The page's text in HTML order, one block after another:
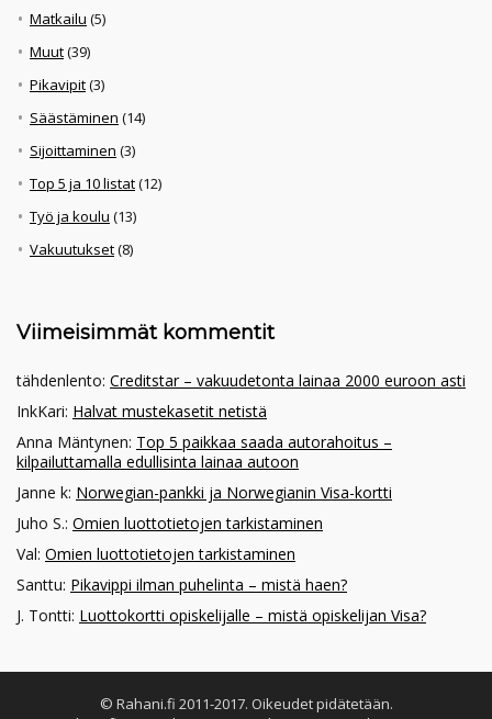
Matkailu (5)
Muut(39)
Pikavipit(3)
Säästäminen (14)
Sijoittaminen (3)
Top 5 ja 10 listat(12)
Työ ja koulu (13)
Vakuutukset(8)
Viimeisimmät kommentit
tähdenlento: Creditstar – vakuudetonta lainaa 2000 euroon asti
InkKari: Halvat mustekasetit netistä
Anna Mäntynen: Top 5 paikkaa saada autorahoitus –
kilpailuttamalla edullisinta lainaa autoon
Janne k: Norwegian-pankki ja Norwegianin Visa-kortti
Juho S.: Omien luottotietojen tarkistaminen
Val: Omien luottotietojen tarkistaminen
Santtu: Pikavippi ilman puhelinta – mistä haen?
J. Tontti: Luottokortti opiskelijalle – mistä opiskelijan Visa?
© Rahani.fi 2011-2017. Oikeudet pidätetään.